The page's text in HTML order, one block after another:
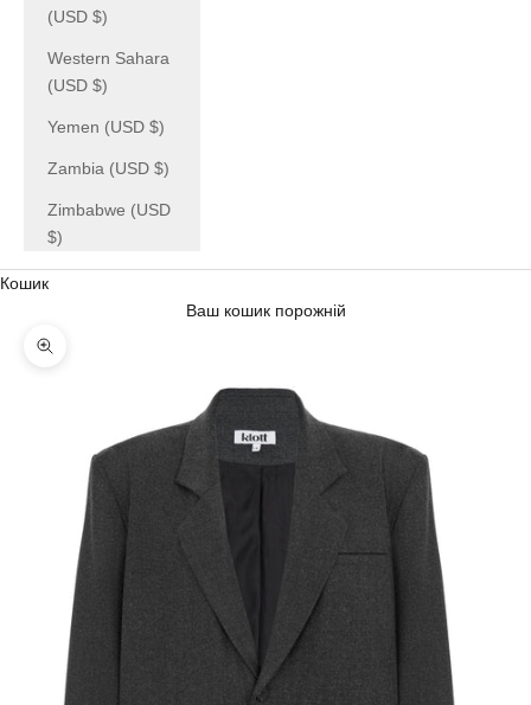
(USD $)
Western Sahara
(USD $)
Yemen (USD $)
Zambia (USD $)
Zimbabwe (USD
$)
Кошик
Ваш кошик порожній
Наблизити зображення